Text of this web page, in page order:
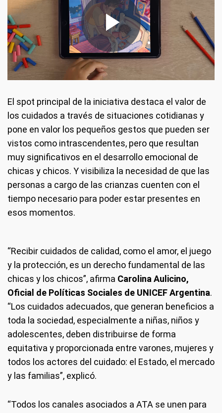
El spot principal de la iniciativa destaca el valor de
los cuidados a través de situaciones cotidianas y
pone en valor los pequeños gestos que pueden ser
vistos como intrascendentes, pero que resultan
muy significativos en el desarrollo emocional de
chicas y chicos. Y visibiliza la necesidad de que las
personas a cargo de las crianzas cuenten con el
tiempo necesario para poder estar presentes en
esos momentos.
“Recibir cuidados de calidad, como el amor, el juego
y la protección, es un derecho fundamental de las
chicas y los chicos”, afirma Carolina Aulicino,
Oficial de Políticas Sociales de UNICEF Argentina.
“Los cuidados adecuados, que generan beneficios a
toda la sociedad, especialmente a niñas, niños y
adolescentes, deben distribuirse de forma
equitativa y proporcionada entre varones, mujeres y
todos los actores del cuidado: el Estado, el mercado
y las familias”, explicó.
“Todos los canales asociados a ATA se unen para